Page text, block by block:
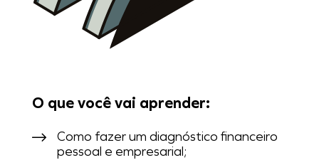
O que você vai aprender:
Como fazer um diagnóstico financeiro
pessoal e empresarial;